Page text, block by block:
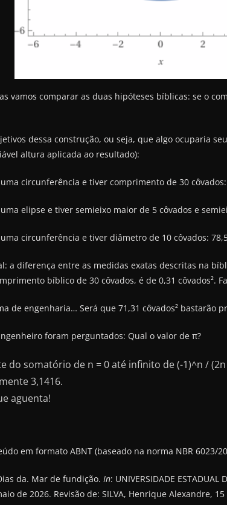
vamos comparar as duas hipóteses bíblicas: se o
dessa construção, ou seja, que algo ocuparia
altura aplicada ao resultado):
circunferência e tiver comprimento de 30 côvados:
elipse e tiver semieixo maior de 5 côvados e
circunferência e tiver diâmetro de 10 côvados:
a diferença entre as medidas exatas descritas na
bíblico de 30 côvados, é de 0,31 côvados².
de engenharia… Será que 71,31 côvados² bastarão
foram perguntados: Qual o valor de π?
do somatório de n = 0 até infinito de (-1)^n / (2n
3,1416.
aguenta!
em formato ABNT (baseado na norma NBR 6023/
da. Mar de fundição. In: UNIVERSIDADE ESTADUAL
de 2026. Revisão de: SILVA, Henrique Alexandre,